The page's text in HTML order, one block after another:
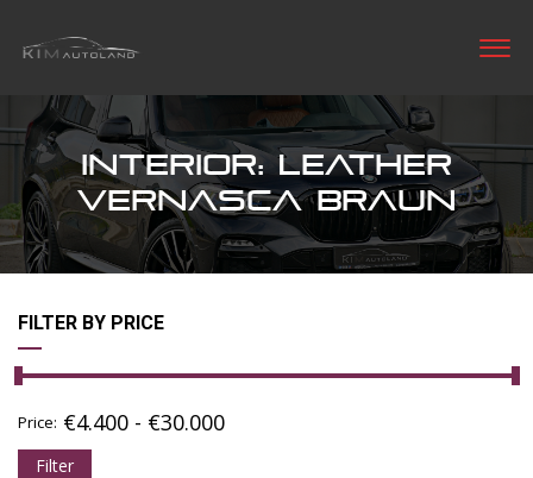
INTERIOR: LEATHER
VERNASCA BRAUN
FILTER BY PRICE
Price: €4.400 - €30.000
Filter